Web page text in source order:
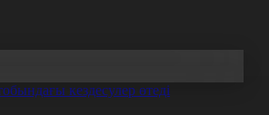
кездесулер өтеді